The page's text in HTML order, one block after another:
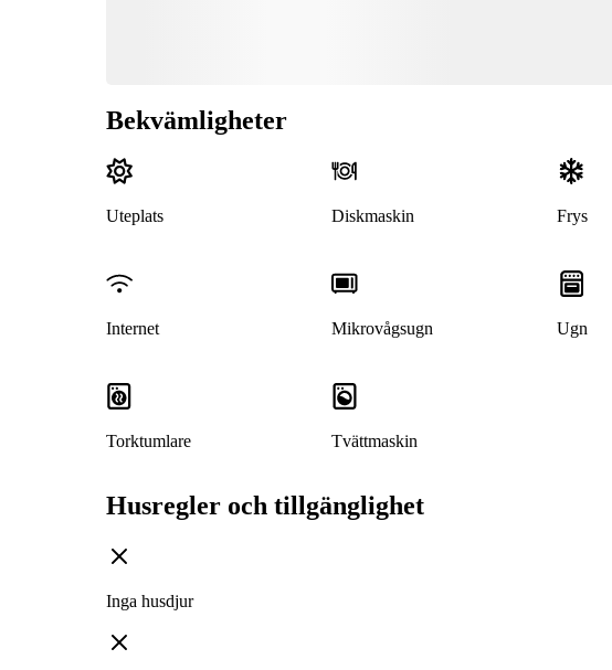
Bekvämligheter
Uteplats Diskmaskin Frys
Internet Mikrovågsugn Ugn
Torktumlare Tvättmaskin
Husregler och tillgänglighet
Inga husdjur